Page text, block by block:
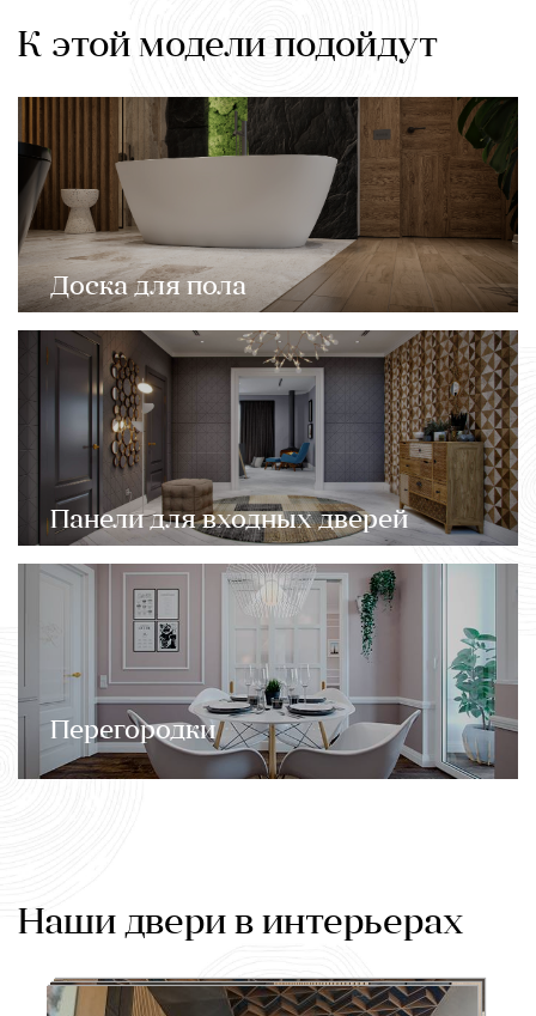
К этой модели подойдут
Доска для пола
Панели для входных дверей
Перегородки
Наши двери в интерьерах